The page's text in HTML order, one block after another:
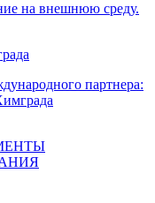
на внешнюю среду.
партнера: